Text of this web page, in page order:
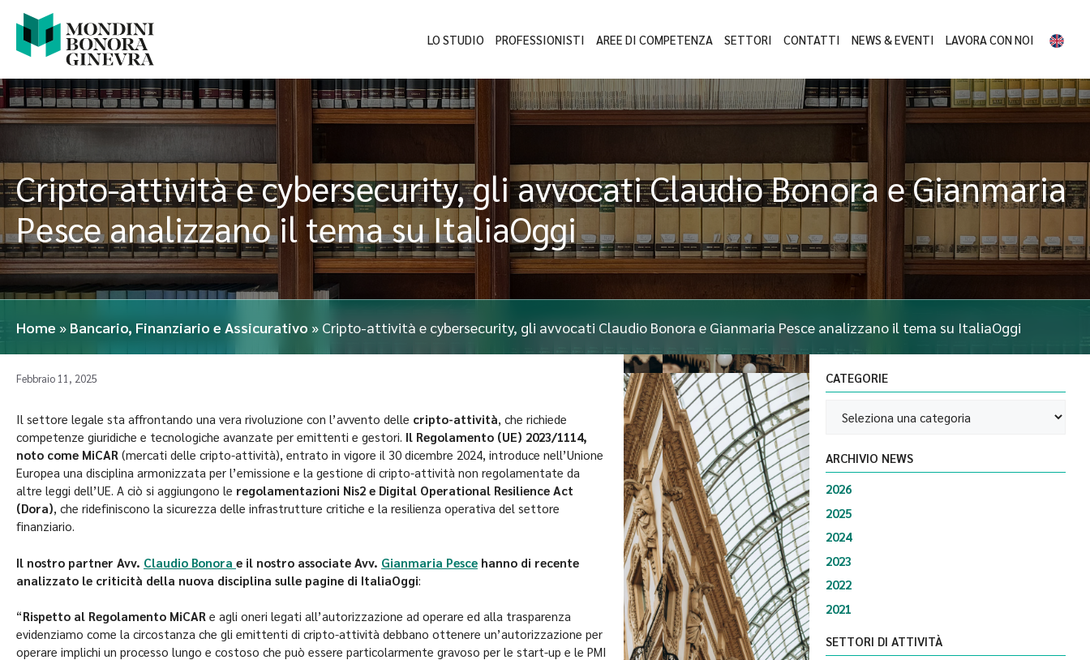
LO STUDIO PROFESSIONISTI AREE DI COMPETENZA SETTORI CONTATTI NEWS & EVENTI LAVORA CON NOI
Cripto-attività e cybersecurity, gli avvocati Claudio Bonora e Gianmaria
Pesce analizzano il tema su ItaliaOggi
Home » Bancario, Finanziario e Assicurativo » Cripto-attività e cybersecurity, gli avvocati Claudio Bonora e Gianmaria Pesce analizzano il tema su ItaliaOggi
Febbraio 11, 2025
Il settore legale sta affrontando una vera rivoluzione con l’avvento delle cripto-attività, che richiede
competenze giuridiche e tecnologiche avanzate per emittenti e gestori. Il Regolamento (UE) 2023/1114,
noto come MiCAR (mercati delle cripto-attività), entrato in vigore il 30 dicembre 2024, introduce nell’Unione
Europea una disciplina armonizzata per l’emissione e la gestione di cripto-attività non regolamentate da
altre leggi dell’UE. A ciò si aggiungono le regolamentazioni Nis2 e Digital Operational Resilience Act
(Dora), che ridefiniscono la sicurezza delle infrastrutture critiche e la resilienza operativa del settore
finanziario.
Il nostro partner Avv. Claudio Bonora e il nostro associate Avv. Gianmaria Pesce hanno di recente
analizzato le criticità della nuova disciplina sulle pagine di ItaliaOggi:
“Rispetto al Regolamento MiCAR e agli oneri legati all’autorizzazione ad operare ed alla trasparenza
evidenziamo come la circostanza che gli emittenti di cripto-attività debbano ottenere un’autorizzazione per
operare implichi un processo lungo e costoso che può essere particolarmente gravoso per le start-up e le PMI
CATEGORIE
ARCHIVIO NEWS
2026
2025
2024
2023
2022
2021
SETTORI DI ATTIVITÀ